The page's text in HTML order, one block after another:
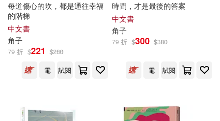
石地(6) 磐井ユタ(6)
綾辻行人(6)
芹澤ナエ(6) 蒼間かなた(6)
中版集團(7)
元華文創股份有限公司(7)
白象文化(7) 秀威資訊(7)
每道傷心的坎，都是通往幸福
的階梯
中文書
角子
79 折 $221 $280
電
試閱
時間，才是最後的答案
中文書
角子
79 折 $300 $380
電 試閱